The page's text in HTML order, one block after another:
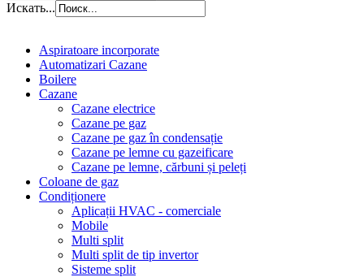
Искать...
Aspiratoare incorporate
Automatizari Cazane
Boilere
Cazane
Cazane electrice
Cazane pe gaz
Cazane pe gaz în condensație
Cazane pe lemne cu gazeificare
Cazane pe lemne, cărbuni și peleți
Coloane de gaz
Condiționere
Aplicații HVAC - comerciale
Mobile
Multi split
Multi split de tip invertor
Sisteme split